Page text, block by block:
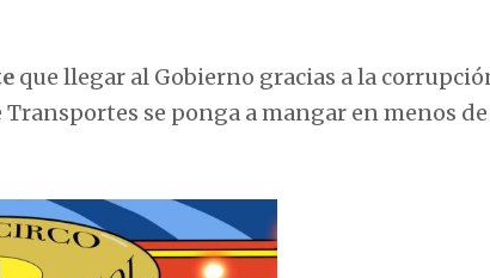
que llegar al Gobierno gracias a la
se ponga a mangar en menos de